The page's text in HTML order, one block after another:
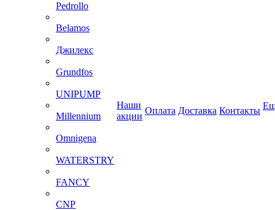
Pedrollo
Belamos
Джилекс
Grundfos
UNIPUMP
Millennium
Omnigena
WATERSTRY
FANCY
CNP
Наши
акции
Оплата Доставка Контакты